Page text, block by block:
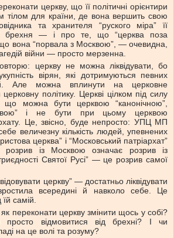
церкву, що її політичні орієнтири
тілом для країни, де вона вершить свою
та хранителя “руского міра” її
брехня — і про те, що “церква поза
що вона “порвала з Москвою”, — очевидна,
війни — просто мерзенна.
церкву не можна ліквідувати, бо
вірян, які дотримуються певних
Але можна вплинути на церковне
церковну політику. Церкві цілком під силу
що можна бути церквою “канонічною”,
і не бути при цьому церквою
Це, звісно, буде непросто: УПЦ МП
величезну кількість людей, упевнених
церква” і “Московський патріархат”
із Москвою означає розрив із
Святої Русі” — це розрив самої
церкву” — достатньо ліквідувати
всередині й навколо себе. Це
самій.
переконати церкву змінити щось у собі?
відмовитися від брехні? І чи
на це волі та розуму?